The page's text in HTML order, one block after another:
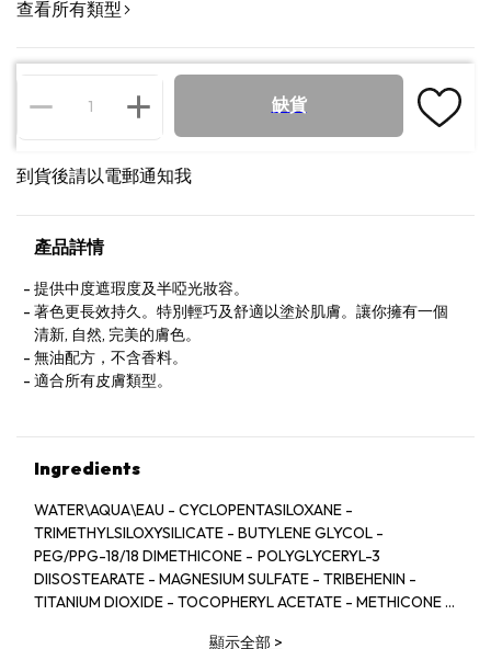
查看所有類型
缺貨
到貨後請以電郵通知我
產品詳情
提供中度遮瑕度及半啞光妝容。
著色更長效持久。特別輕巧及舒適以塗於肌膚。讓你擁有一個
清新, 自然, 完美的膚色。
無油配方，不含香料。
適合所有皮膚類型。
Ingredients
WATER\AQUA\EAU - CYCLOPENTASILOXANE -
TRIMETHYLSILOXYSILICATE - BUTYLENE GLYCOL -
PEG/PPG-18/18 DIMETHICONE - POLYGLYCERYL-3
DIISOSTEARATE - MAGNESIUM SULFATE - TRIBEHENIN -
TITANIUM DIOXIDE - TOCOPHERYL ACETATE - METHICONE -
顯示全部>